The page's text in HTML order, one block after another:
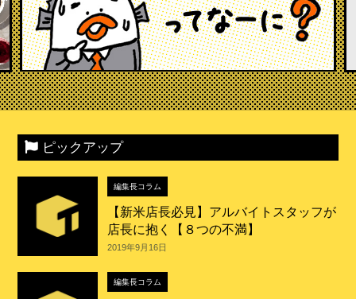
ピックアップ
編集長コラム
【新米店長必見】アルバイトスタッフが
店長に抱く【８つの不満】
2019年9月16日
編集長コラム